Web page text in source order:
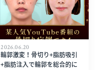
2026.06.20
輪郭激変！骨切り+脂肪吸引
+脂肪注入で輪郭を総合的に